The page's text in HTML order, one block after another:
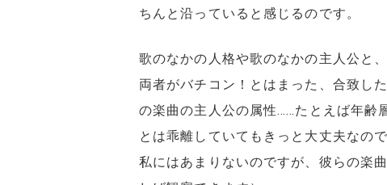
ちんと沿っていると感じるのです。
歌のなかの人格や歌のなかの主人公と
両者がバチコン！とはまった、合致し
の楽曲の主人公の属性……たとえば年齢
とは乖離していてもきっと大丈夫なの
私にはあまりないのですが、彼らの楽